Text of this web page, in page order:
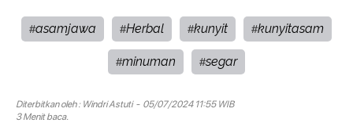
#asamjawa #Herbal #kunyit #kunyitasam
#minuman #segar
Diterbitkan oleh : Windri Astuti- 05/07/2024 11:55 WIB
3 Menit baca.